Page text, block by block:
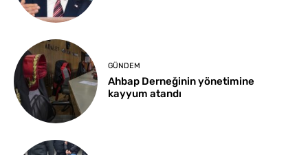
GÜNDEM
Ahbap Derneğinin yönetimine
kayyum atandı